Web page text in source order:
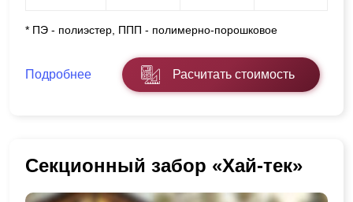
* ПЭ - полиэстер, ППП - полимерно-порошковое
Подробнее Расчитать стоимость
Секционный забор «Хай-тек»